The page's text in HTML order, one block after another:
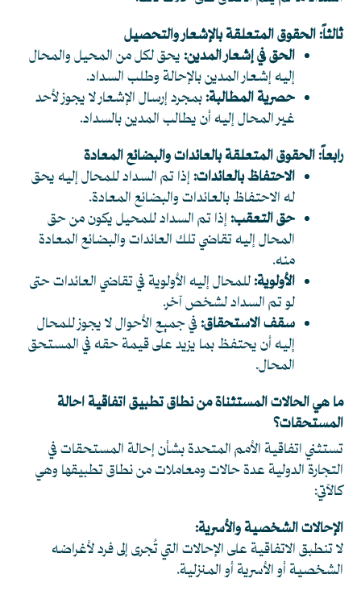
ثالثاً: الحقوق المتعلقة بالإشعار والتحصيل
الحق في إشعار المدين:يحق لكل من المحيل والمحال
إليه إشعار المدين بالإحالة وطلب السداد.
حصرية المطالبة:بمجرد إرسال الإشعار لا يجوز لأحد
غير المحال إليه أن يطالب المدين بالسداد.
رابعاً: الحقوق المتعلقة بالعائدات والبضائع المعادة
الاحتفاظ بالعائدات:إذا تم السداد للمحال إليه يحق
له الاحتفاظ بالعائدات والبضائع المعادة.
حق التعقب:إذا تم السداد للمحيل يكون من حق
المحال إليه تقاضي تلك العائدات والبضائع المعادة
منه.
الأولوية:للمحال إليه الأولوية في تقاضي العائدات حتى
لو تم السداد لشخص آخر.
سقف الاستحقاق:في جميع الأحوال لا يجوز للمحال
إليه أن يحتفظ بما يزيد على قيمة حقه في المستحق
المحال.
ما هي الحالات المستثناة من نطاق تطبيق اتفاقية احالة
المستحقات؟
تستثني اتفاقية الأمم المتحدة بشأن إحالة المستحقات في
التجارة الدولية عدة حالات ومعاملات من نطاق تطبيقها وهي
كالآتي:
الإحالات الشخصية والأسرية:
لا تنطبق الاتفاقية على الإحالات التي تُجرى إلى فرد لأغراضه
الشخصية أو الأسرية أو المنزلية.